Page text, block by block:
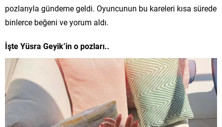
pozlarıyla gündeme geldi. Oyuncunun bu kareleri kısa sürede
binlerce beğeni ve yorum aldı.
İşte Yüsra Geyik’in o pozları..